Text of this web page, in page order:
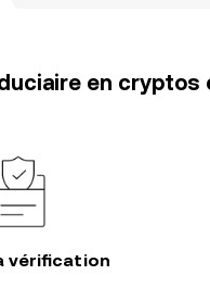
en
vérification